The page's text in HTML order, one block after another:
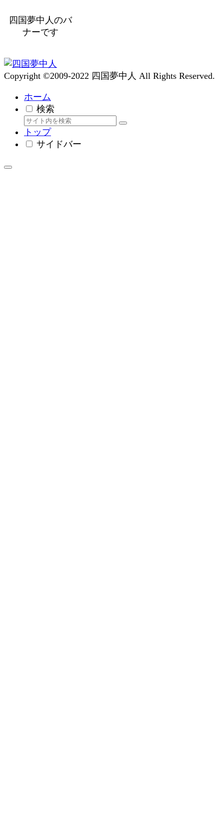
四国夢中人のバ
ナーです
Copyright ©2009-2022 四国夢中人 All Rights Reserved.
ホーム
検索
トップ
サイドバー